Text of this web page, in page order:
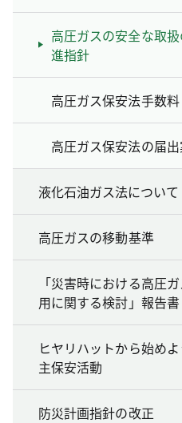
高圧ガスの安全な取
進指針
高圧ガス保安法手数料
高圧ガス保安法の届
液化石油ガス法について
高圧ガスの移動基準
「災害時における高圧
用に関する検討」報告書
ヒヤリハットから始め
主保安活動
防災計画指針の改正